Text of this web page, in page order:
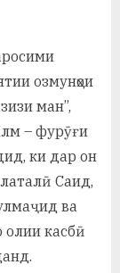
р
и
Х
у
с
р
озмунҳои
ман”,
– фурӯғи
ки дар он
Саид,
ва
олии касбӣ